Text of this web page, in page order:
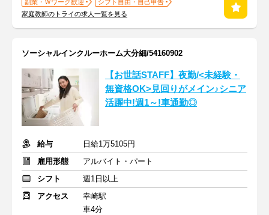
副業・Ｗワーク歓迎
シフト自由・自己申告
家庭教師のトライの求人一覧を見る
ソーシャルインクルーホーム大分細/54160902
【お世話STAFF】夜勤/<未経験・
無資格OK>見回りがメイン♪シニア
活躍中!週1～!車通勤◎
給与
日給1万5105円
雇用形態
アルバイト・パート
シフト
週1日以上
アクセス
幸崎駅
車4分